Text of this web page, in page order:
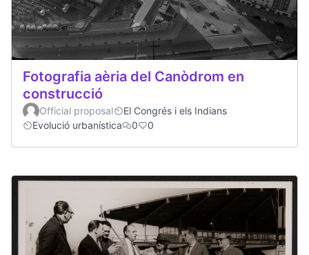
Fotografia aèria del Canòdrom en
construcció
Official proposal
El Congrés i els Indians
Evolució urbanística
0 0